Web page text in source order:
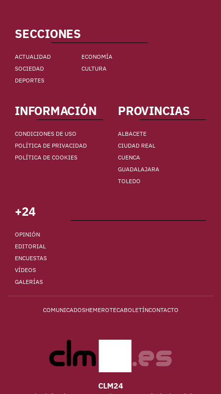
SECCIONES
ACTUALIDAD
ECONOMÍA
SOCIEDAD
CULTURA
DEPORTES
INFORMACIÓN
CONDICIONES DE USO
POLÍTICA DE PRIVACIDAD
POLÍTICA DE COOKIES
PROVINCIAS
ALBACETE
CIUDAD REAL
CUENCA
GUADALAJARA
TOLEDO
+24
OPINIÓN
EDITORIAL
ENCUESTAS
VÍDEOS
GALERÍAS
COMUNICADOSHEMEROTECABOLETÍNCONTACTO
CLM24